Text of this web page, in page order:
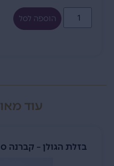
הוספה לסל
עוד
בזלת הגולן – קברנה